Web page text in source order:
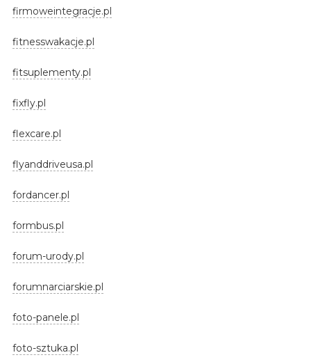
firmoweintegracje.pl
fitnesswakacje.pl
fitsuplementy.pl
fixfly.pl
flexcare.pl
flyanddriveusa.pl
fordancer.pl
formbus.pl
forum-urody.pl
forumnarciarskie.pl
foto-panele.pl
foto-sztuka.pl